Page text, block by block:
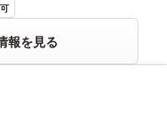
報を見る